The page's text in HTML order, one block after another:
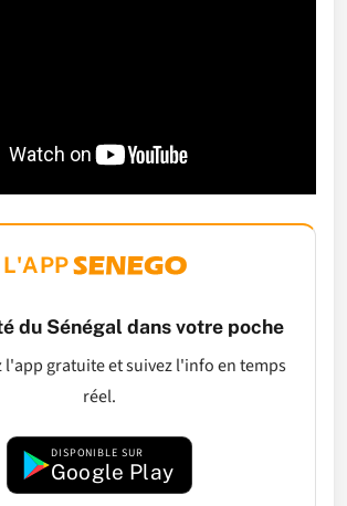
L'APP
du Sénégal dans votre poche
l'app gratuite et suivez l'info en temps
réel.
DISPONIBLE SUR
Google Play